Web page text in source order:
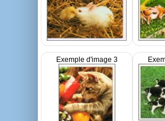
Exemple d'image 3